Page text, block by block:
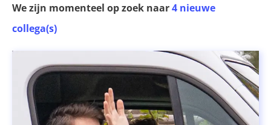
We zijn momenteel op zoek naar4 nieuwe
collega(s)